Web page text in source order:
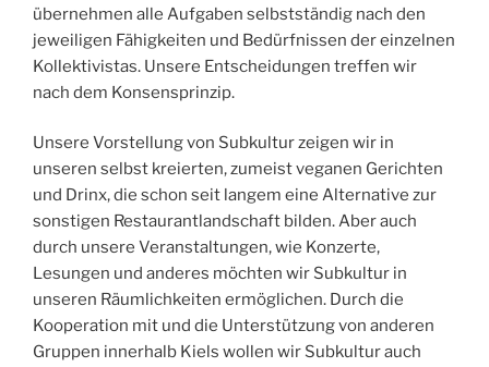
übernehmen alle Aufgaben selbstständig nach den
jeweiligen Fähigkeiten und Bedürfnissen der einzelnen
Kollektivistas. Unsere Entscheidungen treffen wir
nach dem Konsensprinzip.
Unsere Vorstellung von Subkultur zeigen wir in
unseren selbst kreierten, zumeist veganen Gerichten
und Drinx, die schon seit langem eine Alternative zur
sonstigen Restaurantlandschaft bilden. Aber auch
durch unsere Veranstaltungen, wie Konzerte,
Lesungen und anderes möchten wir Subkultur in
unseren Räumlichkeiten ermöglichen. Durch die
Kooperation mit und die Unterstützung von anderen
Gruppen innerhalb Kiels wollen wir Subkultur auch